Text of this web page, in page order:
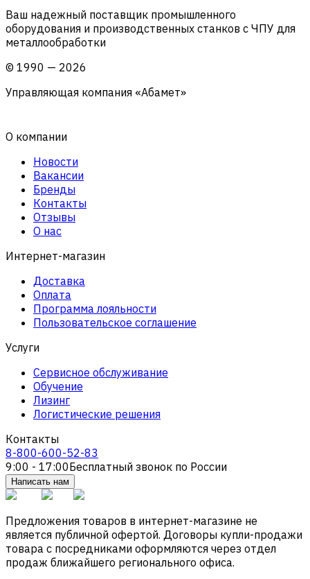
Ваш надежный поставщик промышленного
оборудования и производственных станков с ЧПУ для
металлообработки
© 1990 — 2026
Управляющая компания «Абамет»
О компании
Новости
Вакансии
Бренды
Контакты
Отзывы
О нас
Интернет-магазин
Доставка
Оплата
Программа лояльности
Пользовательское соглашение
Услуги
Сервисное обслуживание
Обучение
Лизинг
Логистические решения
Контакты
8-800-600-52-83
9:00 - 17:00Бесплатный звонок по России
Написать нам
Предложения товаров в интернет-магазине не
является публичной офертой. Договоры купли-продажи
товара с посредниками оформляются через отдел
продаж ближайшего регионального офиса.